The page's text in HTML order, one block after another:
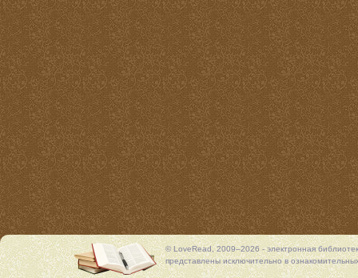
© LoveRead, 2009–2026 - электронная
представлены исключительно в